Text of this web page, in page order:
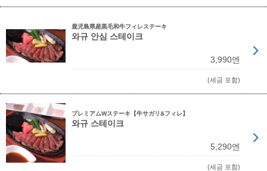
鹿児島県産黒毛和牛フィレステーキ
와규 안심 스테이크
3,990엔
(세금 포함)
プレミアムWステーキ【牛サガリ&フィレ】
와규 스테이크
5,290엔
(세금 포함)